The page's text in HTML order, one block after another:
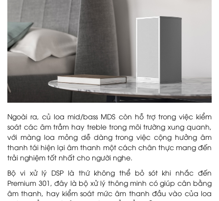
Ngoài ra, củ loa mid/bass MDS còn hỗ trợ trong việc kiểm
soát các âm trầm hay treble trong môi trường xung quanh,
với màng loa mỏng dễ dàng trong việc cộng hưởng âm
thanh tái hiện lại âm thanh một cách chân thực mang đến
trải nghiệm tốt nhất cho người nghe.
Bộ vi xử lý DSP là thứ không thể bỏ sót khi nhắc đến
Premium 301, đây là bộ xử lý thông minh có giúp cân bằng
âm thanh, hay kiểm soát mức âm thanh đầu vào của loa